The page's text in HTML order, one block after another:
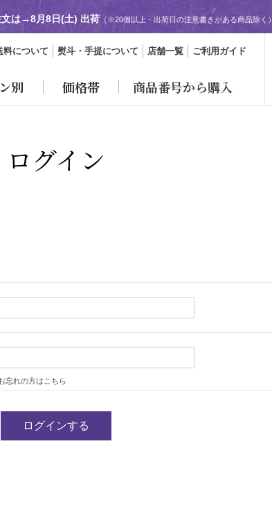
文は→8月8日(土) 出荷 （※20個以上・出荷日の注意書きがある商品除く）
料について 熨斗・手提について 店舗一覧 ご利用ガイド
別 価格帯 商品番号から購入
ログイン
忘れの方はこちら